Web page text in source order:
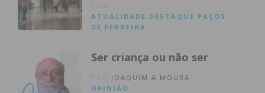
ATUALIDADE DESTAQUE PAÇOS
DE FERREIRA
Ser criança ou não ser
JOAQUIM A MOURA
OPINIÃO